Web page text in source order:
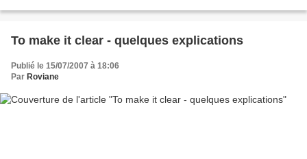
To make it clear - quelques explications
Publié le 15/07/2007 à 18:06
Par Roviane